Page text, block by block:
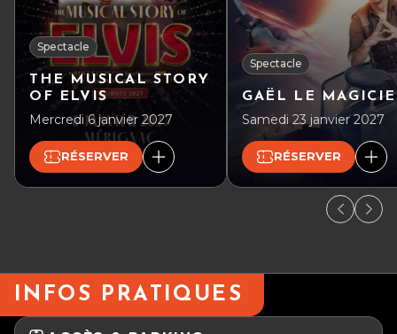
Spectacle
THE MUSICAL STORY
OF ELVIS
Mercredi 6 janvier 2027
RÉSERVER
Spectacle
GAËL LE
Samedi 23 janvier 2027
RÉSERVER
INFOS PRATIQUES